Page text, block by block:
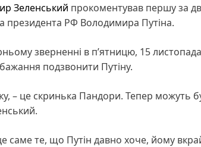
Зеленський прокоментував першу за
РФ Володимира Путіна.
зверненні в п’ятницю, 15
подзвонити Путіну.
– це скринька Пандори. Тепер можуть
саме те, що Путін давно хоче, йому